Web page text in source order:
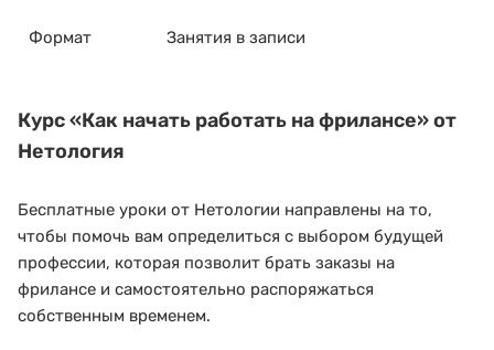
Формат Занятия в записи
Курс«Как начать работать на фрилансе»от
Нетология
Бесплатные уроки от Нетологии направлены на то,
чтобы помочь вам определиться с выбором будущей
профессии, которая позволит брать заказы на
фрилансе и самостоятельно распоряжаться
собственным временем.